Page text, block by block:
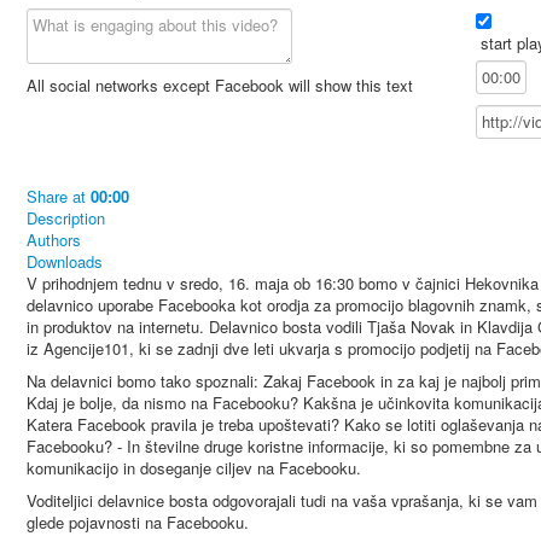
All social networks except Facebook will show this text
start
Share at 00:00
Description
Authors
Downloads
V prihodnjem tednu v sredo, 16. maja ob 16:30 bomo v čajnici
delavnico uporabe Facebooka kot orodja za promocijo blagovnih znamk,
in produktov na internetu. Delavnico bosta vodili Tjaša Novak in Klavdija
iz Agencije101, ki se zadnji dve leti ukvarja s promocijo podjetij na
Na delavnici bomo tako spoznali: Zakaj Facebook in za kaj je najbolj
Kdaj je bolje, da nismo na Facebooku? Kakšna je učinkovita
Katera Facebook pravila je treba upoštevati? Kako se lotiti oglaševanja
Facebooku? - In številne druge koristne informacije, ki so pomembne za
komunikacijo in doseganje ciljev na Facebooku.
Voditeljici delavnice bosta odgovorajali tudi na vaša vprašanja, ki se vam
glede pojavnosti na Facebooku.